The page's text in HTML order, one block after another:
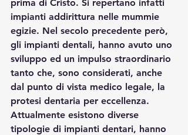
prima di Cristo. Si repertano infatti
impianti addirittura nelle mummie
egizie. Nel secolo precedente però,
gli impianti dentali, hanno avuto uno
sviluppo ed un impulso straordinario
tanto che, sono considerati, anche
dal punto di vista medico legale, la
protesi dentaria per eccellenza.
Attualmente esistono diverse
tipologie di impianti dentari, hanno